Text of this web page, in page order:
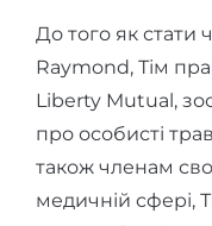
До того як стати
Raymond, Тім
Liberty Mutual,
про особисті
також членам
медичній сфері,